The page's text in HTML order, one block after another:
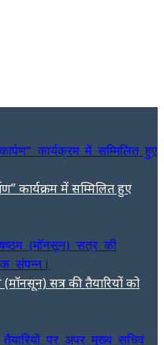
कार्यक्रम में सम्मिलित हुए
सत्र की तैयारियों को